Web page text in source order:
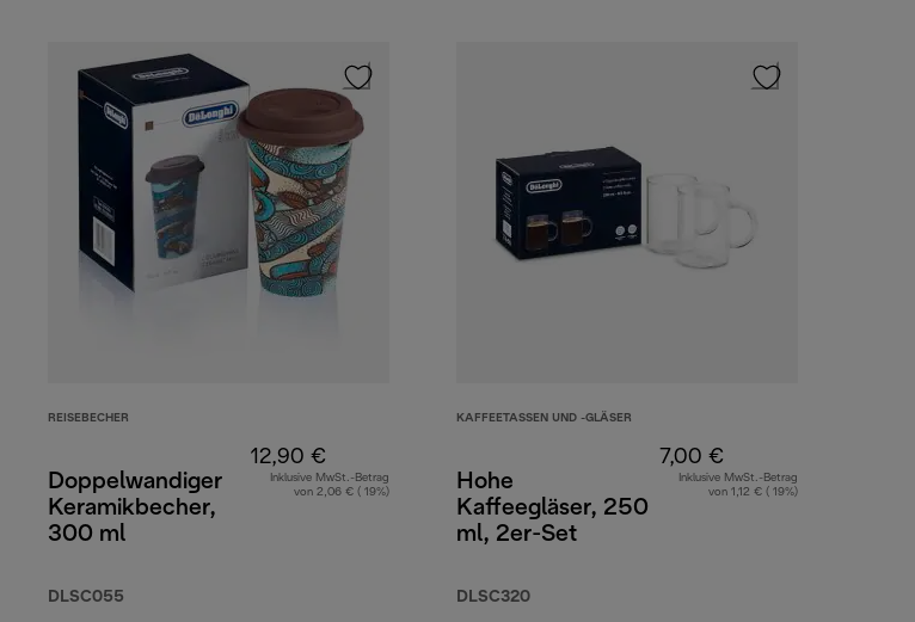
REISEBECHER
Doppelwandiger
Keramikbecher,
300 ml
DLSC055
12,90 €
Inklusive MwSt.-Betrag
von 2,06 € ( 19%)
KAFFEETASSEN UND -GLÄSER
Hohe
Kaffeegläser, 250
ml, 2er-Set
DLSC320
7,00 €
Inklusive MwSt.-Betrag
von 1,12 € ( 19%)